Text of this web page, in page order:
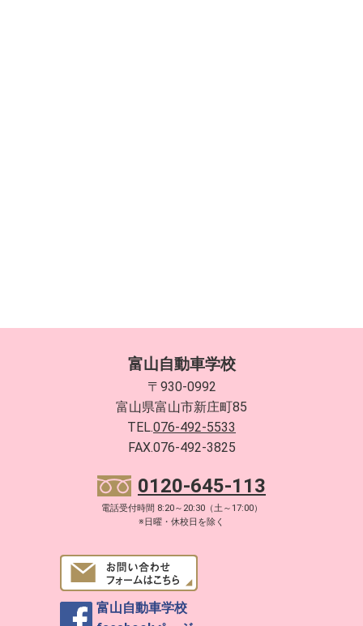
富山自動車学校
〒930-0992
富山県富山市新庄町85
TEL.076-492-5533
FAX.076-492-3825
0120-645-113
電話受付時間 8:20～20:30（土～17:00）
※日曜・休校日を除く
富山自動車学校